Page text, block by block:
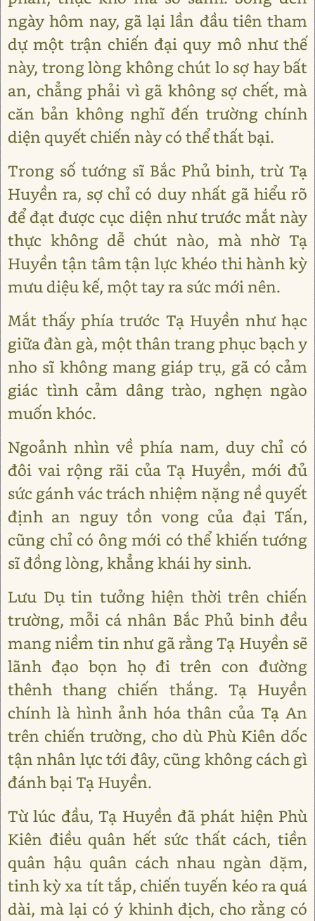
ngày hôm nay, gã lại lần đầu tiên tham
dự một trận chiến đại quy mô như thế
này, trong lòng không chút lo sợ hay bất
an, chẳng phải vì gã không sợ chết, mà
căn bản không nghĩ đến trường chính
diện quyết chiến này có thể thất bại.
Trong số tướng sĩ Bắc Phủ binh, trừ Tạ
Huyền ra, sợ chỉ có duy nhất gã hiểu rõ
để đạt được cục diện như trước mắt này
thực không dễ chút nào, mà nhờ Tạ
Huyền tận tâm tận lực khéo thi hành kỳ
mưu diệu kế, một tay ra sức mới nên.
Mắt thấy phía trước Tạ Huyền như hạc
giữa đàn gà, một thân trang phục bạch y
nho sĩ không mang giáp trụ, gã có cảm
giác tình cảm dâng trào, nghẹn ngào
muốn khóc.
Ngoảnh nhìn về phía nam, duy chỉ có
đôi vai rộng rãi của Tạ Huyền, mới đủ
sức gánh vác trách nhiệm nặng nề quyết
định an nguy tồn vong của đại Tấn,
cũng chỉ có ông mới có thể khiến tướng
sĩ đồng lòng, khẳng khái hy sinh.
Lưu Dụ tin tưởng hiện thời trên chiến
trường, mỗi cá nhân Bắc Phủ binh đều
mang niềm tin như gã rằng Tạ Huyền sẽ
lãnh đạo bọn họ đi trên con đường
thênh thang chiến thắng. Tạ Huyền
chính là hình ảnh hóa thân của Tạ An
trên chiến trường, cho dù Phù Kiên dốc
tận nhân lực tới đây, cũng không cách gì
đánh bại Tạ Huyền.
Từ lúc đầu, Tạ Huyền đã phát hiện Phù
Kiên điều quân hết sức thất cách, tiền
quân hậu quân cách nhau ngàn dặm,
tinh kỳ xa tít tắp, chiến tuyến kéo ra quá
dài, mà lại có ý khinh địch, cho rằng có